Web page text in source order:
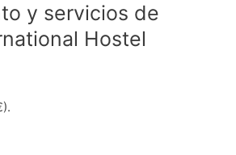
y servicios de
Hostel